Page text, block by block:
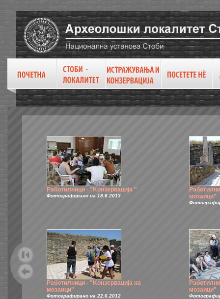
Работилници - "Kонзервација "
Фотографирано на 18.6.2013
мозаици"
Работилници - "Kонзервација на
мозаици"
Фотографирано на 22.6.2012
мозаици"